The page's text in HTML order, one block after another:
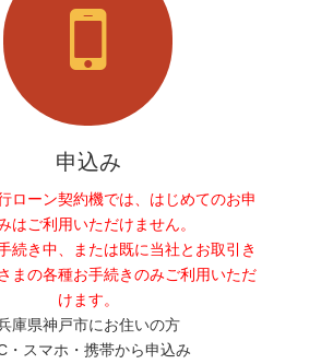
申込み
ローン契約機では、はじめてのお申
はご利用いただけません。
続き中、または既に当社とお取引き
まの各種お手続きのみご利用いただ
けます。
庫県神戸市にお住いの方
・スマホ・携帯から申込み